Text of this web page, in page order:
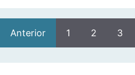
Anterior 1 2 3